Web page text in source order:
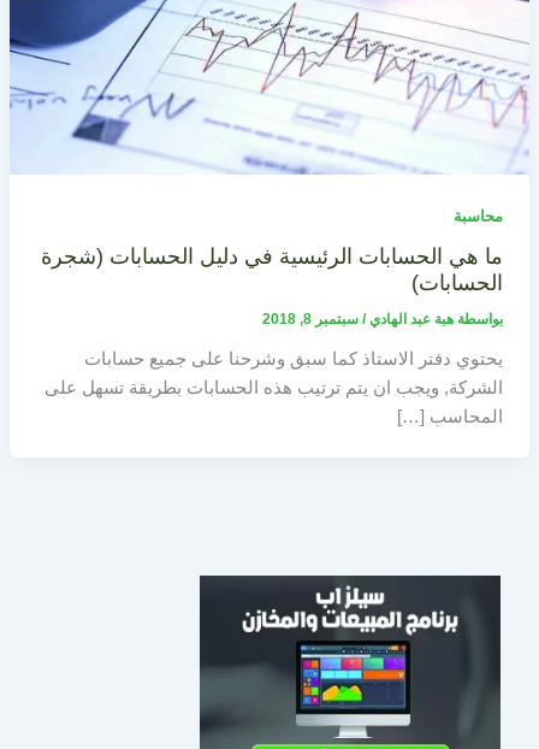
محاسبة
ما هي الحسابات الرئيسية في دليل الحسابات (شجرة
الحسابات)
بواسطة هبة عبد الهادي/ سبتمبر 8, 2018
يحتوي دفتر الاستاذ كما سبق وشرحنا على جميع حسابات
الشركة, ويجب ان يتم ترتيب هذه الحسابات بطريقة تسهل على
المحاسب […]